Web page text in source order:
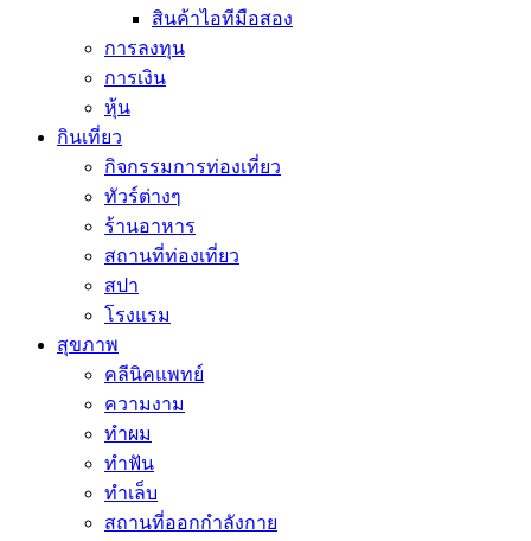
สินค้าไอทีมือสอง
การลงทุน
การเงิน
หุ้น
กินเที่ยว
กิจกรรมการท่องเที่ยว
ทัวร์ต่างๆ
ร้านอาหาร
สถานที่ท่องเที่ยว
สปา
โรงแรม
สุขภาพ
คลีนิคแพทย์
ความงาม
ทำผม
ทำฟัน
ทำเล็บ
สถานที่ออกกำลังกาย